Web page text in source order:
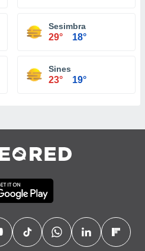
Sesimbra
29° 18°
Sines
23° 19°